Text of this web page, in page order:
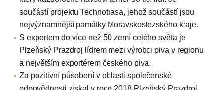
součástí projektu Technotrasa, jehož součástí jsou
nejvýznamnější památky Moravskoslezského kraje.
S exportem do více než 50 zemí celého světa je
Plzeňský Prazdroj lídrem mezi výrobci piva v regionu
a největším exportérem českého piva.
Za pozitivní působení v oblasti společenské